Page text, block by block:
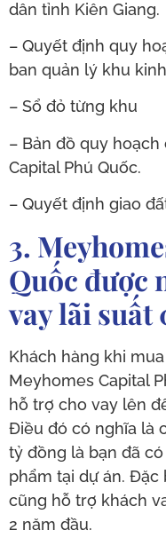
dân tỉnh Kiên Giang.
– Quyết định quy
ban quản lý khu
– Sổ đỏ từng khu
– Bản đồ quy
Capital Phú Quốc.
– Quyết định giao
3.
Quốc được
vay lãi suất
Khách hàng khi
Meyhomes Capital
hỗ trợ cho vay lên
Điều đó có nghĩa là
tỷ đồng là bạn đã
phẩm tại dự án. Đặc
cũng hỗ trợ khách
2 năm đầu.